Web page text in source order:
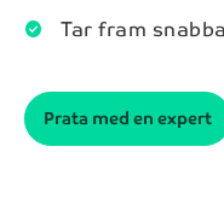
check_circle Tar fram
Prata med en expert